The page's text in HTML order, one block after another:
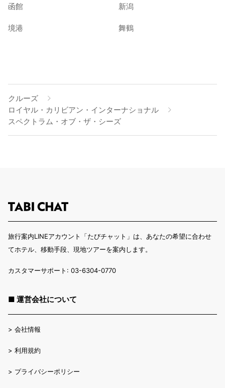
函館 新潟
境港 舞鶴
クルーズ
ロイヤル・カリビアン・インターナショナル
スペクトラム・オブ・ザ・シーズ
旅行案内LINEアカウント「たびチャット」は、あなたの希望に合わせ
てホテル、移動手段、現地ツアーを案内します。
カスタマーサポート: 03-6304-0770
■ 運営会社について
> 会社情報
> 利用規約
> プライバシーポリシー